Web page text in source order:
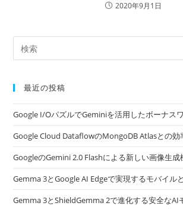
2020年9月1日
最近の投稿
Google I/OパズルでGeminiを活用したボーナス
Google Cloud DataflowのMongoDB Atlasとの効
GoogleのGemini 2.0 Flashによる新しい画像生成
Gemma 3とGoogle AI Edgeで実現するモバイル
Gemma 3とShieldGemma 2で進化する安全なAI